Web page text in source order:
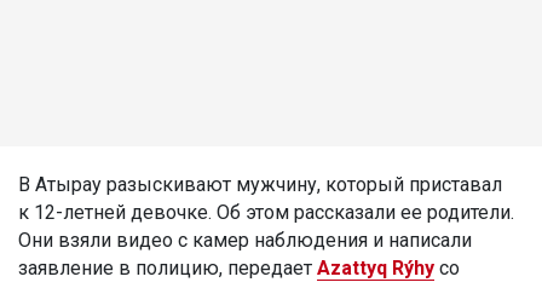
В Атырау разыскивают мужчину, который приставал
к 12-летней девочке. Об этом рассказали ее родители.
Они взяли видео с камер наблюдения и написали
заявление в полицию, передает Azattyq Rýhy со